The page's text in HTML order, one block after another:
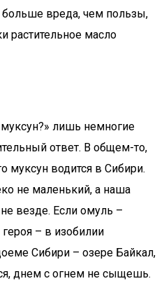
вреда, чем пользы,
растительное масло
лишь немногие
ответ. В общем-то,
муксун водится в Сибири.
не маленький, а наша
везде. Если омуль –
– в изобилии
Сибири – озере Байкал,
днем с огнем не сыщешь.